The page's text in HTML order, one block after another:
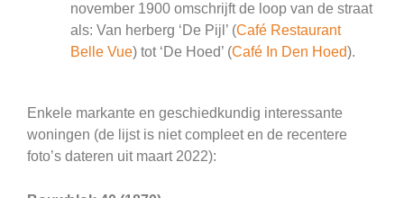
november 1900 omschrijft de loop van de straat
als: Van herberg ‘De Pijl’ (Café Restaurant
Belle Vue) tot ‘De Hoed’ (Café In Den Hoed).
Enkele markante en geschiedkundig interessante
woningen (de lijst is niet compleet en de recentere
foto’s dateren uit maart 2022):